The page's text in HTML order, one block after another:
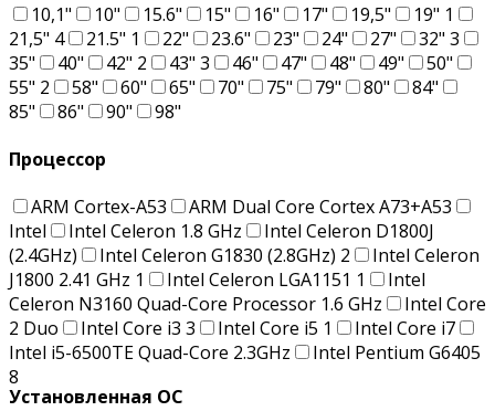
10,1"
10" 15.6" 15" 16" 17" 19,5" 19" 1
21,5" 4 21.5" 1 22" 23.6" 23" 24" 27" 32" 3
35"
40" 42" 2 43" 3 46" 47" 48" 49"
50"
55" 2 58" 60" 65" 70" 75" 79" 80"
84"
85"
86" 90"
98"
Процессор
ARM Cortex-A53
ARM Dual Core Cortex A73+A53
Intel
Intel Celeron 1.8 GHz
Intel Celeron D1800J
(2.4GHz)
Intel Celeron G1830 (2.8GHz) 2
Intel Celeron
J1800 2.41 GHz 1 Intel Celeron LGA1151 1
Intel
Celeron N3160 Quad-Core Processor 1.6 GHz
Intel Core
2 Duo
Intel Core i3 3 Intel Core i5 1
Intel Core i7
Intel i5-6500TE Quad-Core 2.3GHz
Intel Pentium G6405
8
Установленная ОС